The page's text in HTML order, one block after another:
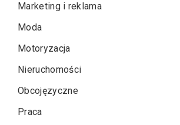
Marketing i reklama
Moda
Motoryzacja
Nieruchomości
Obcojęzyczne
Praca